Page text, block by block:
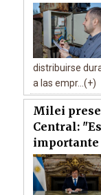
distribuirse
a las empr...(+)
Milei
Central:
importante